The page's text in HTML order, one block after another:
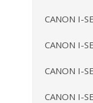
CANON I-
CANON I-
CANON I-
CANON I-